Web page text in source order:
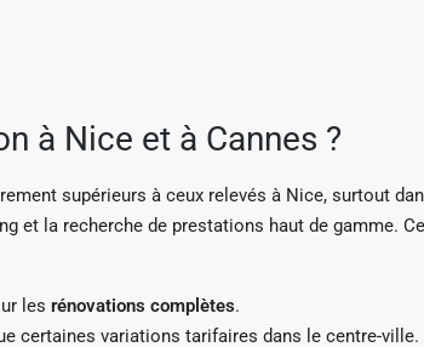
à Nice et à Cannes ?
supérieurs à ceux relevés à Nice, surtout
et la recherche de prestations haut de gamme.
les rénovations complètes.
certaines variations tarifaires dans le centre-ville.